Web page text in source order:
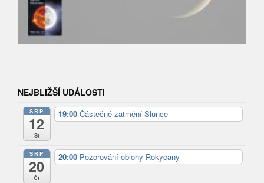
NEJBLIŽŠÍ UDÁLOSTI
SRP
12
St
19:00 Částečné zatmění Slunce
SRP
20
Čt
20:00 Pozorování oblohy Rokycany